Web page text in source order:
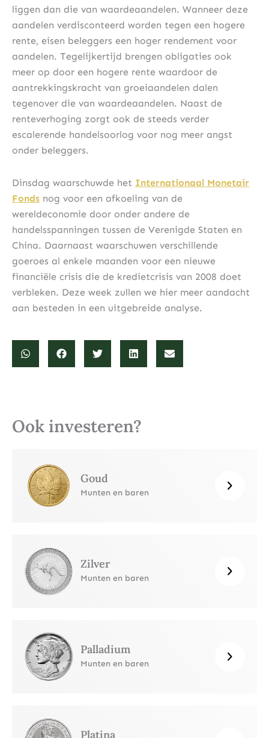
liggen dan die van waardeaandelen. Wanneer deze
aandelen verdisconteerd worden tegen een hogere
rente, eisen beleggers een hoger rendement voor
aandelen. Tegelijkertijd brengen obligaties ook
meer op door een hogere rente waardoor de
aantrekkingskracht van groeiaandelen dalen
tegenover die van waardeaandelen. Naast de
renteverhoging zorgt ook de steeds verder
escalerende handelsoorlog voor nog meer angst
onder beleggers.
Dinsdag waarschuwde het Internationaal Monetair
Fonds nog voor een afkoeling van de
wereldeconomie door onder andere de
handelsspanningen tussen de Verenigde Staten en
China. Daarnaast waarschuwen verschillende
goeroes al enkele maanden voor een nieuwe
financiële crisis die de kredietcrisis van 2008 doet
verbleken. Deze week zullen we hier meer aandacht
aan besteden in een uitgebreide analyse.
Ook investeren?
Goud
Munten en baren
Zilver
Munten en baren
Palladium
Munten en baren
Platina